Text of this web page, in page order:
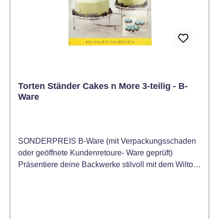
Torten Ständer Cakes n More 3-teilig - B-
Ware
SONDERPREIS B-Ware (mit Verpackungsschaden
oder geöffnete Kundenretoure- Ware geprüft)
Präsentiere deine Backwerke stilvoll mit dem Wilton